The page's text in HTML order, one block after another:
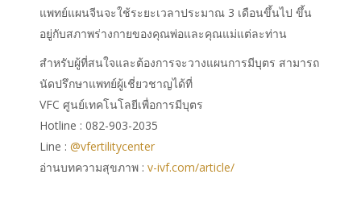
แพทย์แผนจีนจะใช้ระยะเวลาประมาณ 3 เดือนขึ้นไป ขึ้น
อยู่กับสภาพร่างกายของคุณพ่อและคุณแม่แต่ละท่าน
สำหรับผู้ที่สนใจและต้องการจะวางแผนการมีบุตร สามารถ
นัดปรึกษาแพทย์ผู้เชี่ยวชาญได้ที่
VFC ศูนย์เทคโนโลยีเพื่อการมีบุตร
Hotline : 082-903-2035
Line : @vfertilitycenter
อ่านบทความสุขภาพ : v-ivf.com/article/